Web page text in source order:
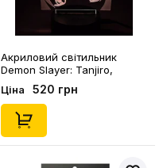
Акриловий світильник
Demon Slayer: Tanjiro,
Zenitsu, Inosuke (Eyes),
(44689)
Ціна 520 грн